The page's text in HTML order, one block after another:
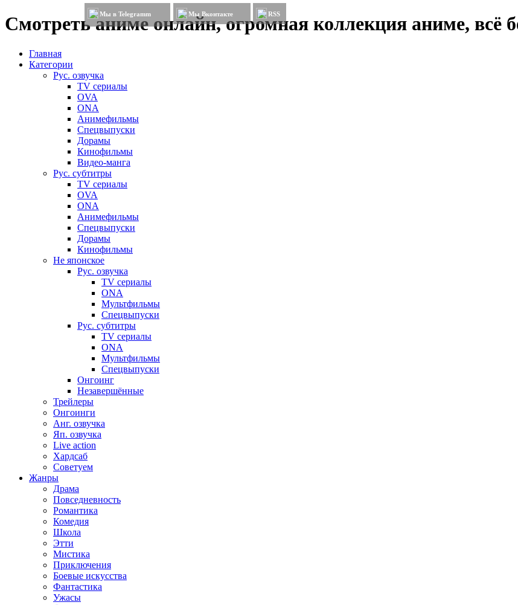
Смотреть аниме онлайн, огромная коллекция аниме, всё
Мы в Telegramm Мы Вконтакте RSS
Главная
Категории
Рус. озвучка
TV сериалы
OVA
ONA
Анимефильмы
Спецвыпуски
Дорамы
Кинофильмы
Видео-манга
Рус. субтитры
TV сериалы
OVA
ONA
Анимефильмы
Спецвыпуски
Дорамы
Кинофильмы
Не японское
Рус. озвучка
TV сериалы
ONA
Мультфильмы
Спецвыпуски
Рус. субтитры
TV сериалы
ONA
Мультфильмы
Спецвыпуски
Онгоинг
Незавершённые
Трейлеры
Онгоинги
Анг. озвучка
Яп. озвучка
Live action
Хардсаб
Советуем
Жанры
Драма
Повседневность
Романтика
Комедия
Школа
Этти
Мистика
Приключения
Боевые искусства
Фантастика
Ужасы